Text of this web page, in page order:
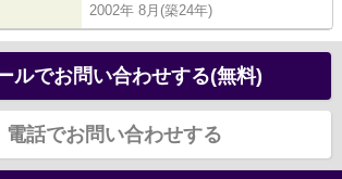
2002年 8月(築24年)
ルでお問い合わせする(無料)
電話でお問い合わせする